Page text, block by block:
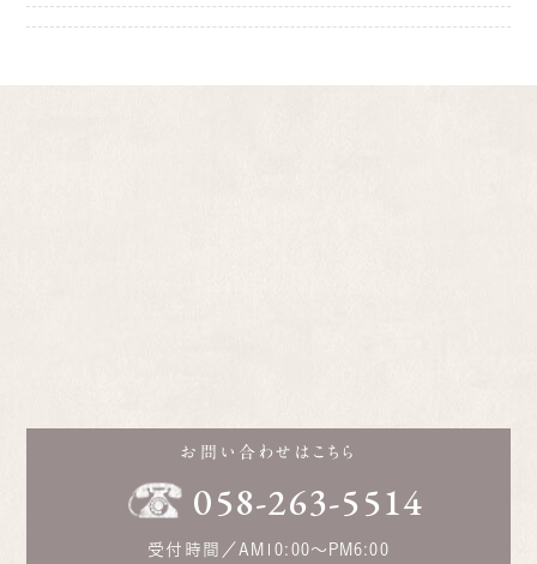
お問い合わせはこちら
058-263-5514
受付時間／ AM10:00～PM6:00